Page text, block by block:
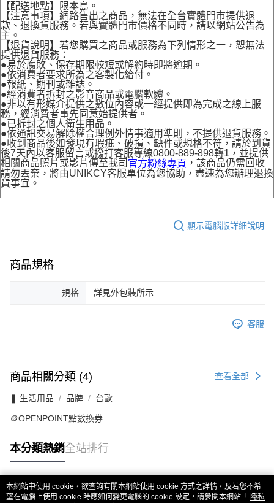
【配送地點】限本島。
【注意事項】網路售出之商品，無法在全台實體門市提供退
款、退換貨服務。若與實體門市價格不同時，請以網站公告為
主。
【退貨說明】若您購買之商品或服務為下列情形之一，恕無法
提供退貨服務：
●易於腐敗、保存期限較短或解約時即將逾期。
●依消費者要求所為之客製化給付。
●報紙、期刊或雜誌。
●經消費者拆封之影音商品或電腦軟體。
●非以有形媒介提供之數位內容或一經提供即為完成之線上服
務，經消費者事先同意始提供者。
●已拆封之個人衛生用品。
●依通訊交易解除權合理例外情事適用準則，不提供退貨服務。
●收到商品後如發現有瑕疵、破損、缺件或規格不符，請於到貨
後7天內以客服留言或撥打客服專線0800-889-898轉1，並提供
相關商品照片或影片傳至我司 官方粉絲專頁 ，該商品仍需回收
請勿丟棄，將由UNIKCY客服單位為您協助，盡速為您辦理退換
貨事宜。
顯示電腦版詳細說明
商品規格
規格 詳見外包裝所示
客服
商品相關分類 (4) 查看全部
❚ 生活用品 品牌 台歐
🪙OPENPOINT點數換券
本分類熱銷全站排行
熱門標籤
本網站中使用 cookie，欲查詢有關本網站使用 cookie 方式之詳情，及若您不希
望在電腦上使用 cookie 時應如何變更電腦的 cookie 設定，請參閱本網站「 隱私